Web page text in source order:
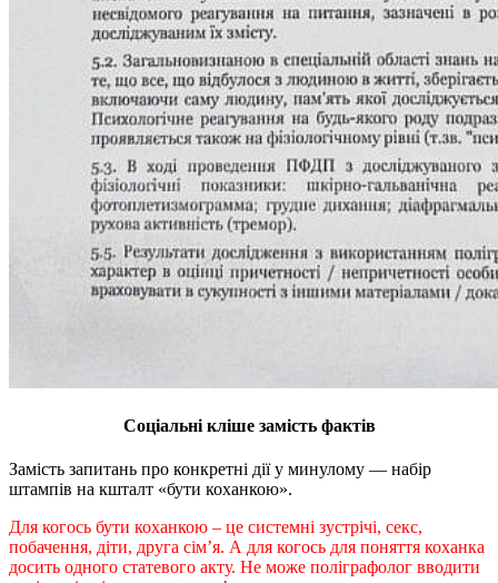
Соціальні кліше замість фактів
Замість запитань про конкретні дії у минулому — набір
штампів на кшталт «бути коханкою».
Для когось бути коханкою – це системні зустрічі, секс,
побачення, діти, друга сім’я. А для когось для поняття коханка
досить одного статевого акту. Не може поліграфолог вводити